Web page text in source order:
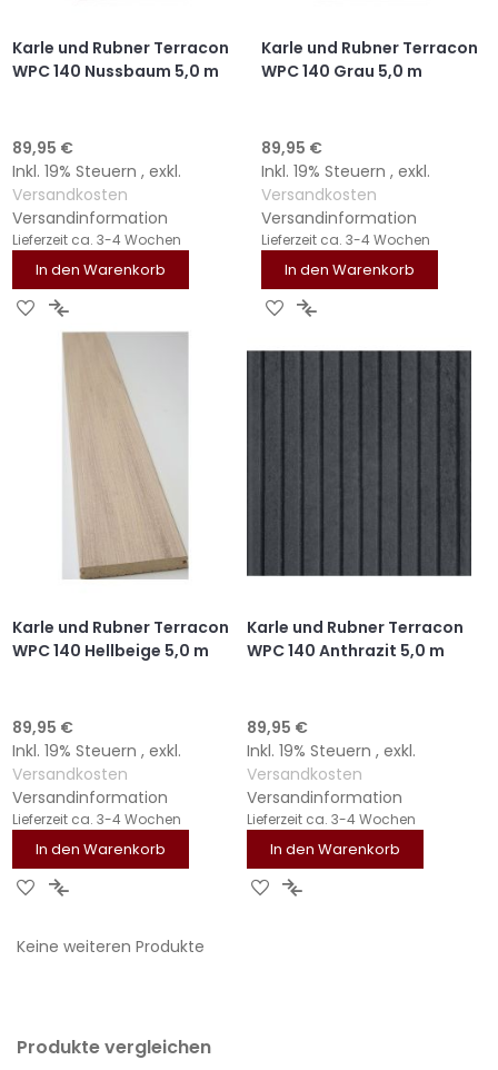
Karle und Rubner Terracon
WPC 140 Nussbaum 5,0 m
89,95 €
Inkl. 19% Steuern , exkl.
Versandkosten
Versandinformation
Lieferzeit ca. 3-4 Wochen
In den Warenkorb
ZUR
WUNSCHLISTE
HINZUFÜGEN
ZUR
VERGLEICHSLISTE
HINZUFÜGEN
Karle und Rubner Terracon
WPC 140 Grau 5,0 m
89,95 €
Inkl. 19% Steuern , exkl.
Versandkosten
Versandinformation
Lieferzeit ca. 3-4 Wochen
In den Warenkorb
ZURZUR
Karle und Rubner Terracon
WPC 140 Hellbeige 5,0 m
89,95 €
Inkl. 19% Steuern , exkl.
Versandkosten
Versandinformation
Lieferzeit ca. 3-4 Wochen
In den Warenkorb
ZUR
HINZUFÜGEN
ZUR
HINZUFÜGEN
Karle und Rubner Terracon
WPC 140 Anthrazit 5,0 m
89,95 €
Inkl. 19% Steuern , exkl.
Versandkosten
Versandinformation
Lieferzeit ca. 3-4 Wochen
In den Warenkorb
ZURZUR
Keine weiteren Produkte
Produkte vergleichen